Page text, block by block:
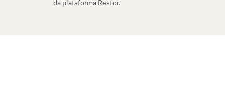
da plataforma Restor.